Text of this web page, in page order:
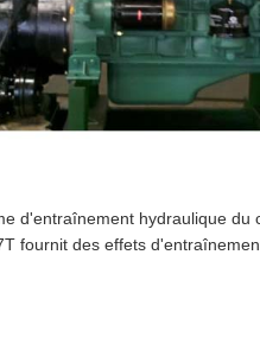
Transmissions (FWD/RWD)
Pression de service（Mpa）
Type de pneus (FR/RR)
Nombre de pneus (FR/RR) （pcs）
Vitesse de descente (pleine
Répartition de la charge sur
d'entraînement hydraulique du
fournit des effets